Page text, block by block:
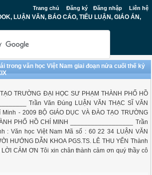
Trang chủ Đăng ký Đăng nhập Liên hệ
LUẬN VĂN, BÁO CÁO, TIỂU LUẬN, GIÁO ÁN,
trong văn học Việt Nam giai đoạn nửa cuối thế kỷ
TRƯỜNG ĐẠI HỌC SƯ PHẠM THÀNH PHỐ HỒ
Trần Văn Đúng LUẬN VĂN THẠC SĨ VĂN
- 2009 BỘ GIÁO DỤC VÀ ĐÀO TẠO TRƯỜNG
PHỐ HỒ CHÍ MINH __________________ Trần
: Văn học Việt Nam Mã số : 60 22 34 LUẬN VĂN
HƯỚNG DẪN KHOA PGS.TS. LÊ THU YẾN Thành
CẢM ƠN Tôi xin chân thành cảm ơn quý thầy cô